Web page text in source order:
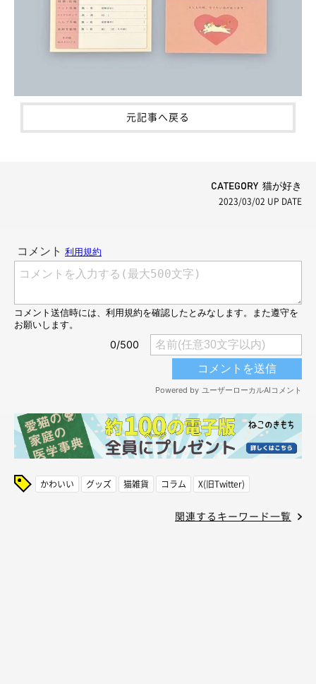
元記事へ戻る
CATEGORY 猫が好き
2023/03/02 UP DATE
かわいい グッズ 猫雑貨 コラム X(旧Twitter)
関連するキーワード一覧